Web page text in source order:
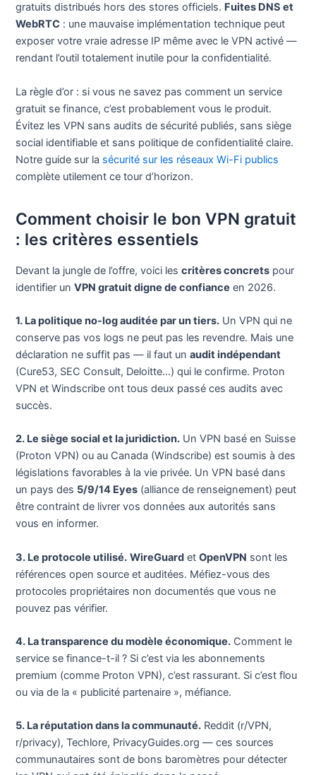
gratuits distribués hors des stores officiels. Fuites DNS et
WebRTC : une mauvaise implémentation technique peut
exposer votre vraie adresse IP même avec le VPN activé —
rendant l’outil totalement inutile pour la confidentialité.
La règle d’or : si vous ne savez pas comment un service
gratuit se finance, c’est probablement vous le produit.
Évitez les VPN sans audits de sécurité publiés, sans siège
social identifiable et sans politique de confidentialité claire.
Notre guide sur la sécurité sur les réseaux Wi-Fi publics
complète utilement ce tour d’horizon.
Comment choisir le bon VPN gratuit
: les critères essentiels
Devant la jungle de l’offre, voici lescritères concrets pour
identifier unVPN gratuit digne de confiance en 2026.
1. La politique no-log auditée par un tiers. Un VPN qui ne
conserve pas vos logs ne peut pas les revendre. Mais une
déclaration ne suffit pas — il faut unaudit indépendant
(Cure53, SEC Consult, Deloitte…) qui le confirme. Proton
VPN et Windscribe ont tous deux passé ces audits avec
succès.
2. Le siège social et la juridiction. Un VPN basé en Suisse
(Proton VPN) ou au Canada (Windscribe) est soumis à des
législations favorables à la vie privée. Un VPN basé dans
un pays des 5/9/14 Eyes (alliance de renseignement) peut
être contraint de livrer vos données aux autorités sans
vous en informer.
3. Le protocole utilisé. WireGuard etOpenVPN sont les
références open source et auditées. Méfiez-vous des
protocoles propriétaires non documentés que vous ne
pouvez pas vérifier.
4. La transparence du modèle économique. Comment le
service se finance-t-il ? Si c’est via les abonnements
premium (comme Proton VPN), c’est rassurant. Si c’est flou
ou via de la « publicité partenaire », méfiance.
5. La réputation dans la communauté. Reddit (r/VPN,
r/privacy), Techlore, PrivacyGuides.org — ces sources
communautaires sont de bons baromètres pour détecter